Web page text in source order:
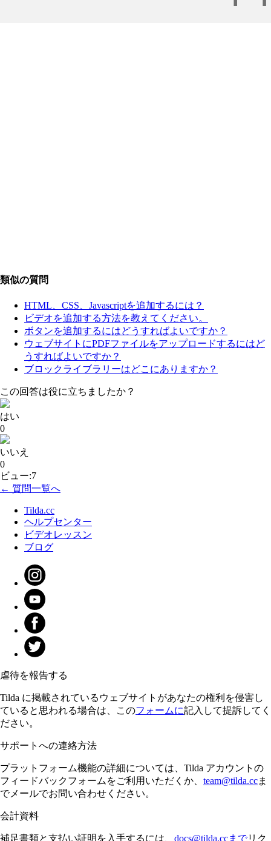
類似の質問
HTML、CSS、Javascriptを追加するには？
ビデオを追加する方法を教えてください。
ボタンを追加するにはどうすればよいですか？
ウェブサイトにPDFファイルをアップロードするにはど
うすればよいですか？
ブロックライブラリーはどこにありますか？
この回答は役に立ちましたか？
はい
0
いいえ
0
ビュー:7
← 質問一覧へ
Tilda.cc
ヘルプセンター
ビデオレッスン
ブログ
虐待を報告する
Tilda に掲載されているウェブサイトがあなたの権利を侵害し
ていると思われる場合は、このフォームに記入して提訴してく
ださい。
サポートへの連絡方法
プラットフォーム機能の詳細については、Tilda アカウントの
フィードバックフォームをご利用いただくか、 team@tilda.ccま
でメールでお問い合わせください。
会計資料
補足書類と支払い証明を入手するには、 docs@tilda.ccまでリク